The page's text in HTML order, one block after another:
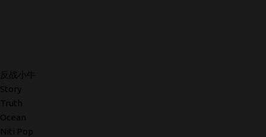
反战小牛
Story
Truth
Ocean
Niti Pop